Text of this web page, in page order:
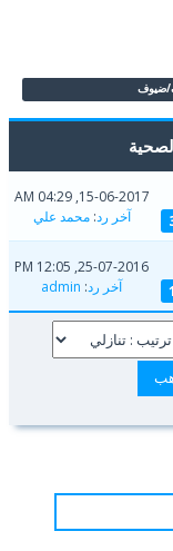
15-06-2017, 04:29 AM
آخر رد:محمد علي
25-07-2016, 12:05 PM
آخر رد:
admin